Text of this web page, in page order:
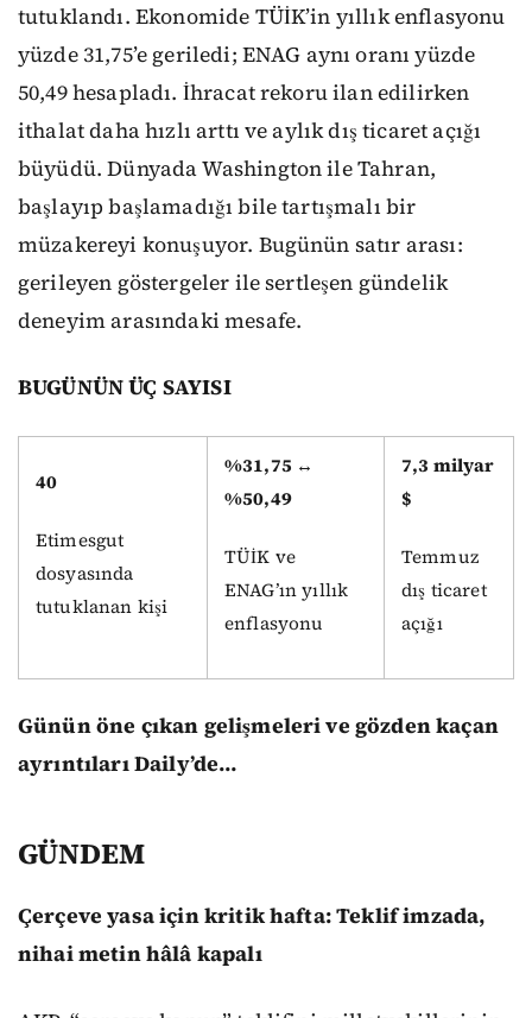
tutuklandı. Ekonomide TÜİK’in yıllık enflasyonu
yüzde 31,75’e geriledi; ENAG aynı oranı yüzde
50,49 hesapladı. İhracat rekoru ilan edilirken
ithalat daha hızlı arttı ve aylık dış ticaret açığı
büyüdü. Dünyada Washington ile Tahran,
başlayıp başlamadığı bile tartışmalı bir
müzakereyi konuşuyor. Bugünün satır arası:
gerileyen göstergeler ile sertleşen gündelik
deneyim arasındaki mesafe.
BUGÜNÜN ÜÇ SAYISI
40
Etimesgut
dosyasında
tutuklanan kişi
%31,75 ↔
%50,49
TÜİK ve
ENAG’ın yıllık
enflasyonu
7,3 milyar
$
Temmuz
dış ticaret
açığı
Günün öne çıkan gelişmeleri ve gözden kaçan
ayrıntıları Daily’de…
GÜNDEM
Çerçeve yasa için kritik hafta: Teklif imzada,
nihai metin hâlâ kapalı